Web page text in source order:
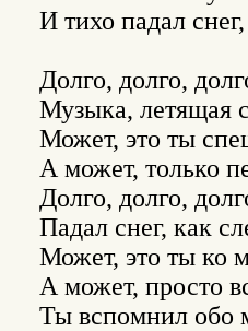
И тихо падал
Долго, долго,
Музыка, летящая
Может, это ты
А может, только
Долго, долго,
Падал снег, как
Может, это ты
А может, просто
Ты вспомнил обо